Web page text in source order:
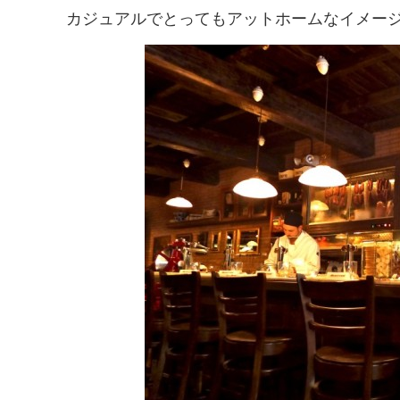
カジュアルでとってもアットホームなイメー